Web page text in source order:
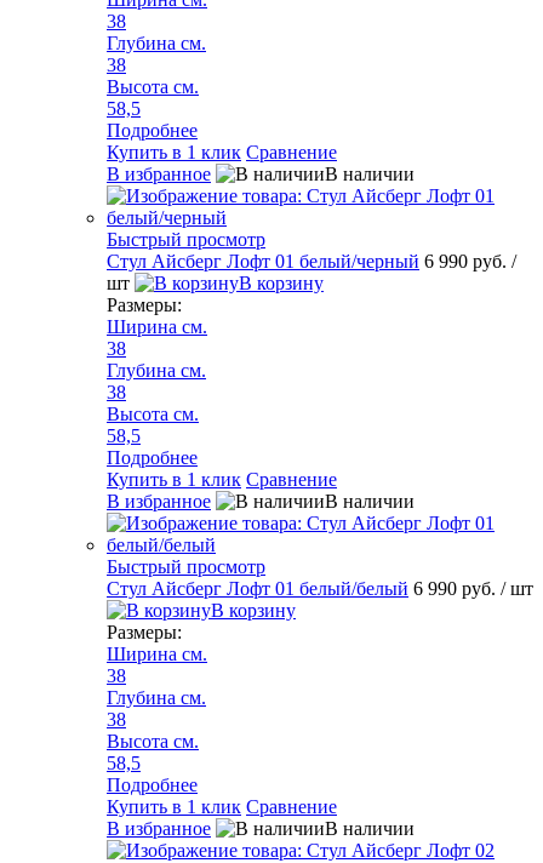
38
Глубина см.
38
Высота см.
58,5
Подробнее
Купить в 1 клик Сравнение
В избранное
В наличии
Быстрый просмотр
Стул Айсберг Лофт 01 белый/черный 6 990 руб. /
шт
В корзину
Размеры:
Ширина см.
38
Глубина см.
38
Высота см.
58,5
Подробнее
Купить в 1 клик Сравнение
В избранное
В наличии
Быстрый просмотр
Стул Айсберг Лофт 01 белый/белый 6 990 руб. / шт
В корзину
Размеры:
Ширина см.
38
Глубина см.
38
Высота см.
58,5
Подробнее
Купить в 1 клик Сравнение
В избранное
В наличии